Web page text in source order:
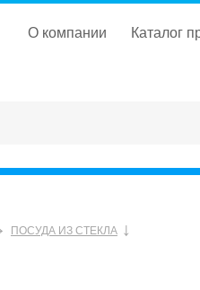
о компании каталог
ПОСУДА ИЗ СТЕКЛА